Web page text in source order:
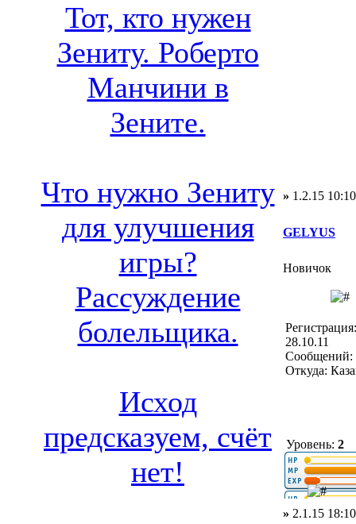
Тот, кто нужен
Зениту. Роберто
Манчини в
Зените.
Что нужно Зениту
для улучшения
игры?
Рассуждение
болельщика.
Исход
предсказуем, счёт
нет!
» 1.2.15 10:10
GELYUS
Новичок
Регистрация:
28.10.11
Сообщений:
Откуда:
Уровень: 2
» 2.1.15 18:10